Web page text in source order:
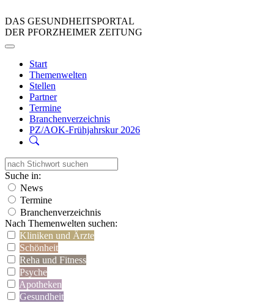
DAS GESUNDHEITSPORTAL
DER PFORZHEIMER ZEITUNG
Start
Themenwelten
Stellen
Partner
Termine
Branchenverzeichnis
PZ/AOK-Frühjahrskur 2026
Suche in:
News
Termine
Branchenverzeichnis
Nach Themenwelten suchen:
Kliniken und Ärzte
Schönheit
Reha und Fitness
Psyche
Apotheken
Gesundheit